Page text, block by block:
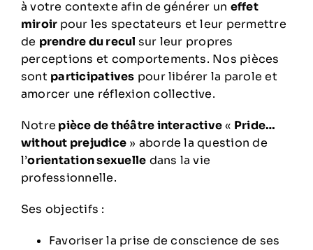
à votre contexte afin de générer un effet
miroir pour les spectateurs et leur permettre
de prendre du recul sur leur propres
perceptions et comportements. Nos pièces
sont participatives pour libérer la parole et
amorcer une réflexion collective.
Notre pièce de théâtre interactive« Pride…
without prejudice » aborde la question de
l’orientation sexuelle dans la vie
professionnelle.
Ses objectifs :
Favoriser la prise de conscience de ses